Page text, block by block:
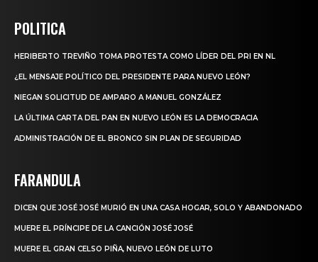
POLITICA
HERIBERTO TREVIÑO TOMA PROTESTA COMO LÍDER DEL PRI EN NL
¿EL MENSAJE POLÍTICO DEL PRESIDENTE PARA NUEVO LEÓN?
NIEGAN SOLICITUD DE AMPARO A MANUEL GONZÁLEZ
LA ÚLTIMA CARTA DEL PAN EN NUEVO LEÓN ES LA DEMOCRACIA
ADMINISTRACIÓN DE EL BRONCO SIN PLAN DE SEGURIDAD
FARANDULA
DICEN QUE JOSÉ JOSÉ MURIÓ EN UNA CASA HOGAR, SOLO Y ABANDONADO
MUERE EL PRÍNCIPE DE LA CANCIÓN JOSÉ JOSÉ
MUERE EL GRAN CELSO PIÑA, NUEVO LEÓN DE LUTO